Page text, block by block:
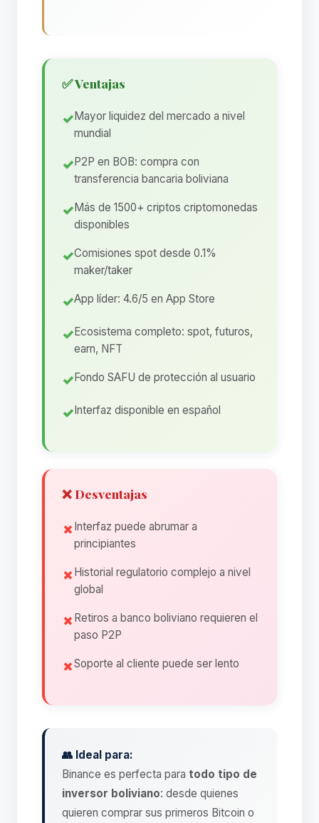
✅ Ventajas
Mayor liquidez del mercado a nivel
mundial
P2P en BOB: compra con
transferencia bancaria boliviana
Más de 1500+ criptos criptomonedas
disponibles
Comisiones spot desde 0.1%
maker/taker
App líder: 4.6/5 en App Store
Ecosistema completo: spot, futuros,
earn, NFT
Fondo SAFU de protección al usuario
Interfaz disponible en español
❌ Desventajas
Interfaz puede abrumar a
principiantes
Historial regulatorio complejo a nivel
global
Retiros a banco boliviano requieren el
paso P2P
Soporte al cliente puede ser lento
👥 Ideal para:
Binance es perfecta para todo tipo de
inversor boliviano: desde quienes
quieren comprar sus primeros Bitcoin o